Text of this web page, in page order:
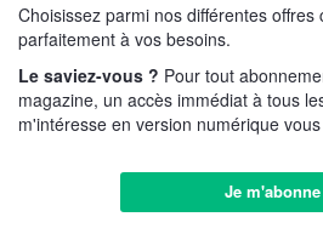
Choisissez parmi nos différentes offres
parfaitement à vos besoins.
Le saviez-vous ? Pour tout
magazine, un accès immédiat à tous
m'intéresse en version numérique
Je m'abonne